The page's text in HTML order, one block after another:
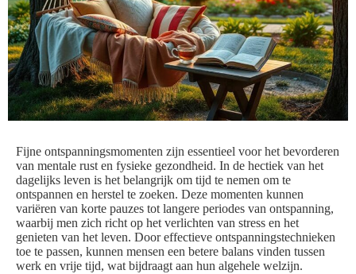
Fijne ontspanningsmomenten zijn essentieel voor het bevorderen
van mentale rust en fysieke gezondheid. In de hectiek van het
dagelijks leven is het belangrijk om tijd te nemen om te
ontspannen en herstel te zoeken. Deze momenten kunnen
variëren van korte pauzes tot langere periodes van ontspanning,
waarbij men zich richt op het verlichten van stress en het
genieten van het leven. Door effectieve ontspanningstechnieken
toe te passen, kunnen mensen een betere balans vinden tussen
werk en vrije tijd, wat bijdraagt aan hun algehele welzijn.